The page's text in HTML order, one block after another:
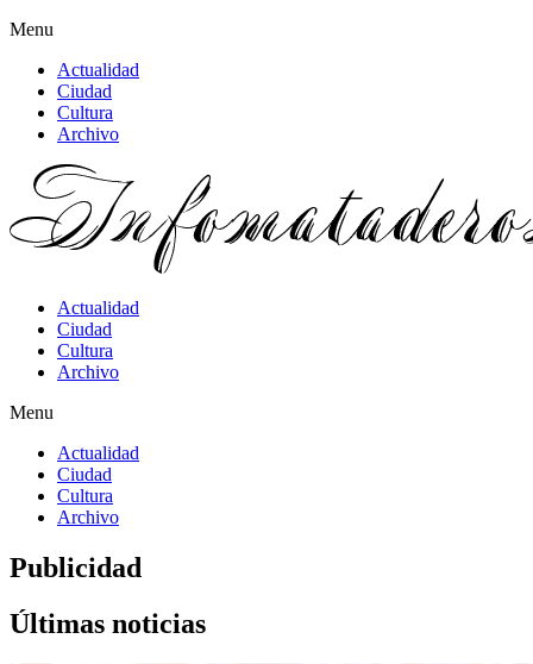
Menu
Actualidad
Ciudad
Cultura
Archivo
Actualidad
Ciudad
Cultura
Archivo
Menu
Actualidad
Ciudad
Cultura
Archivo
Publicidad
Últimas noticias